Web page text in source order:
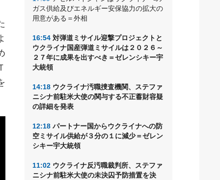
ガス供給及びエネルギー安保協力の拡大の
用意がある＝外相
16:54 対弾道ミサイル迎撃プロジェクトと
ウクライナ国産弾道ミサイルは２０２６～
２７年に成果を出すべき＝ゼレンシキー宇
大統領
14:18 ウクライナ汚職捜査機関、ステファ
ニシナ前駐米大使の関与する不正蓄財容疑
の詳細を発表
12:18 パートナー国からウクライナへの防
空ミサイル供給が３分の１に減少＝ゼレン
シキー宇大統領
11:02 ウクライナ反汚職裁判所、ステファ
ニシナ前駐米大使の未決囚予防措置を決